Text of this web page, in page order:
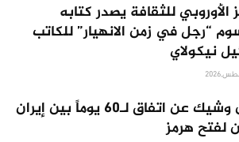
الأوروبي للثقافة يصدر كتابه
“رجل في زمن الانهيار” للكاتب
نيكولاي
إعلان وشيك عن اتفاق لـ60 يوماً بين إيران
لفتح هرمز